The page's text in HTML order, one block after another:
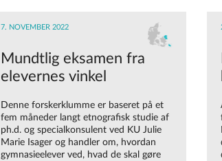
7. NOVEMBER 2022
Mundtlig eksamen fra
elevernes vinkel
Denne forskerklumme er baseret på et
fem måneder langt etnografisk studie af
ph.d. og specialkonsulent ved KU Julie
Marie Isager og handler om, hvordan
gymnasieelever ved, hvad de skal gøre